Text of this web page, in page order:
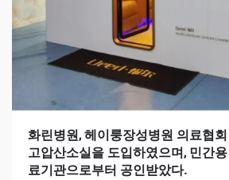
화린병원, 헤이룽장성병원 의료협회
고압산소실을 도입하였으며, 민간
료기관으로부터 공인받았다.